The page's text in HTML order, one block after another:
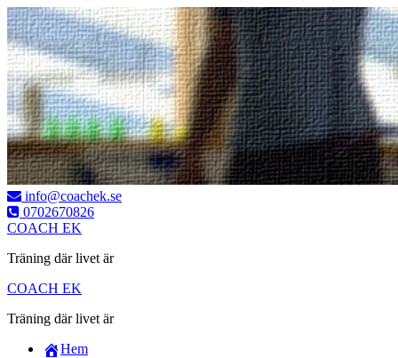
Hoppa
till
innehåll
info@coachek.se
0702670826
COACH EK
Träning där livet är
COACH EK
Träning där livet är
Hem